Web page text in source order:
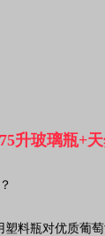
升玻璃瓶+
塑料瓶对优质葡